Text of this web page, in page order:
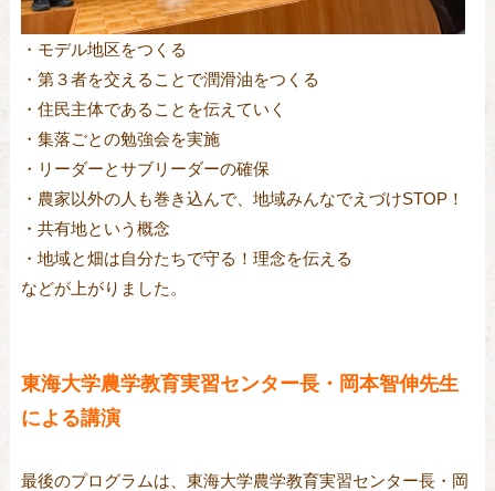
・モデル地区をつくる
・第３者を交えることで潤滑油をつくる
・住民主体であることを伝えていく
・集落ごとの勉強会を実施
・リーダーとサブリーダーの確保
・農家以外の人も巻き込んで、地域みんなでえづけSTOP！
・共有地という概念
・地域と畑は自分たちで守る！理念を伝える
などが上がりました。
東海大学農学教育実習センター長・岡本智伸先生
による講演
最後のプログラムは、東海大学農学教育実習センター長・岡